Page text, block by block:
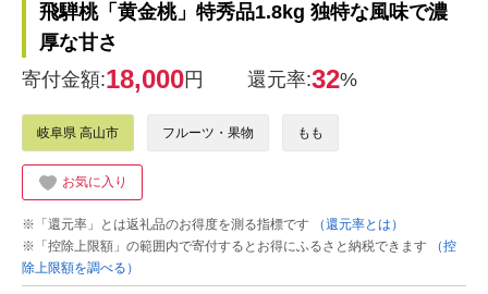
飛騨桃「黄金桃」特秀品1.8kg 独特な風味で濃
厚な甘さ
寄付金額:18,000円 還元率:32%
岐阜県 高山市 フルーツ・果物 もも
お気に入り
※「還元率」とは返礼品のお得度を測る指標です
（還元率とは）
※「控除上限額」の範囲内で寄付するとお得にふるさと納税できます
（控
除上限額を調べる）